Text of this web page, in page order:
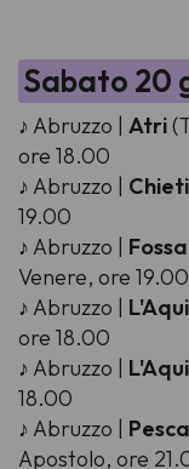
Sabato 20
♪ Abruzzo | Atri
ore 18.00
♪ Abruzzo | Chieti
19.00
♪ Abruzzo |
Venere, ore 19.00
♪ Abruzzo |
ore 18.00
♪ Abruzzo |
18.00
♪ Abruzzo |
Apostolo, ore